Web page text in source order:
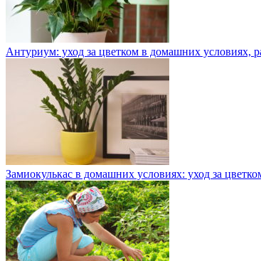
Антуриум: уход за цветком в домашних условиях,
Замиокулькас в домашних условиях: уход за